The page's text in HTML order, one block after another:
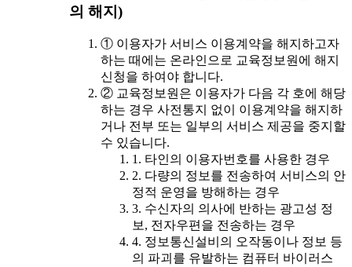
의 해지)
① 이용자가 서비스 이용계약을 해지하고자
하는 때에는 온라인으로 교육정보원에 해지
신청을 하여야 합니다.
② 교육정보원은 이용자가 다음 각 호에 해당
하는 경우 사전통지 없이 이용계약을 해지하
거나 전부 또는 일부의 서비스 제공을 중지할
수 있습니다.
1. 타인의 이용자번호를 사용한 경우
2. 다량의 정보를 전송하여 서비스의 안
정적 운영을 방해하는 경우
3. 수신자의 의사에 반하는 광고성 정
보, 전자우편을 전송하는 경우
4. 정보통신설비의 오작동이나 정보 등
의 파괴를 유발하는 컴퓨터 바이러스